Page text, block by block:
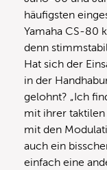
häufigsten
Yamaha CS-80
denn
Hat sich der
in der
gelohnt? „Ich
mit ihrer taktilen
mit den
auch ein
einfach eine